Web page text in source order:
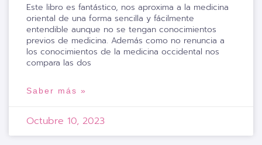
Este libro es fantástico, nos aproxima a la medicina
oriental de una forma sencilla y fácilmente
entendible aunque no se tengan conocimientos
previos de medicina. Además como no renuncia a
los conocimientos de la medicina occidental nos
compara las dos
Saber más »
Octubre 10, 2023